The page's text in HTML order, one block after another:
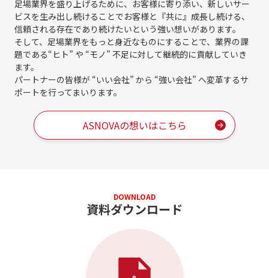
足場業界を盛り上げるために、お客様に寄り添い、新しいサー
ビスを生み出し続けることでお客様と『共に』成長し続ける、
信頼される存在であり続けたいという強い想いがあります。
そして、足場業界をもっと身近なものにすることで、業界の課
題である“ヒト” や “モノ” 不足に対して継続的に貢献していき
ます。
パートナーの皆様が “いい会社” から “強い会社” へ変革するサ
ポートを行ってまいります。
ASNOVAの想いはこちら
DOWNLOAD
資料ダウンロード